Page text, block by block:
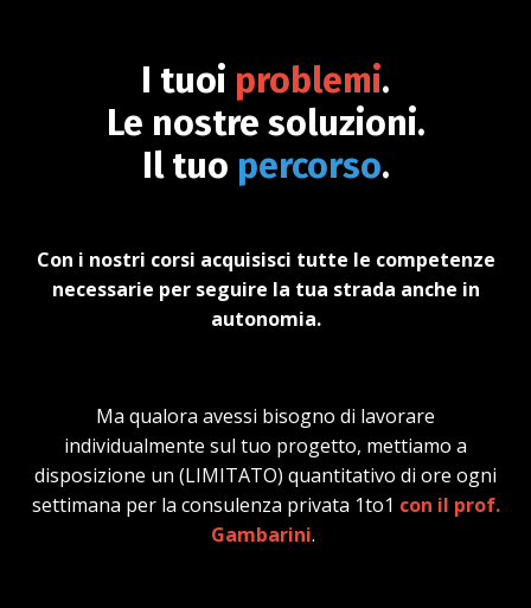
I tuoi problemi.
Le nostre soluzioni.
Il tuo percorso.
Con i nostri corsi acquisisci tutte le competenze
necessarie per seguire la tua strada anche in
autonomia.
Ma qualora avessi bisogno di lavorare
individualmente sul tuo progetto, mettiamo a
disposizione un (LIMITATO) quantitativo di ore ogni
settimana per la consulenza privata 1to1 con il prof.
Gambarini.